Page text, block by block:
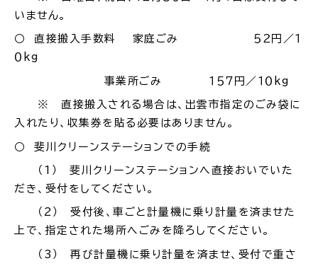
ごみ・リサイクル
各種相談窓口 担当窓口
いません。
○ 直接搬入手数料 家庭ごみ ５２円／１
０kg
事業所ごみ １５７円／１０kg
※ 直接搬入される場合は、出雲市指定のごみ袋に
入れたり、収集券を貼る必要はありません。
○ 斐川クリーンステーションでの手続
（1） 斐川クリーンステーションへ直接おいでいた
だき、受付をしてください。
（2） 受付後、車ごと計量機に乗り計量を済ませた
上で、指定された場所へごみを降ろしてください。
（3） 再び計量機に乗り計量を済ませ、受付で重さ